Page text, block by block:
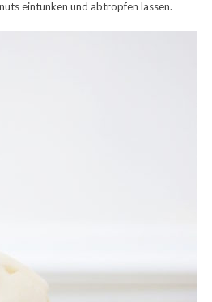
eintunken und abtropfen lassen.